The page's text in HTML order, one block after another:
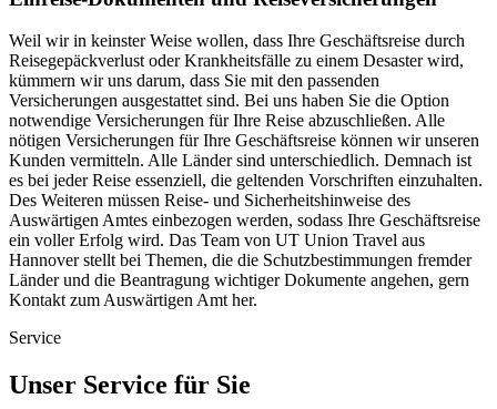
Weil wir in keinster Weise wollen, dass Ihre Geschäftsreise durch
Reisegepäckverlust oder Krankheitsfälle zu einem Desaster wird,
kümmern wir uns darum, dass Sie mit den passenden
Versicherungen ausgestattet sind. Bei uns haben Sie die Option
notwendige Versicherungen für Ihre Reise abzuschließen. Alle
nötigen Versicherungen für Ihre Geschäftsreise können wir unseren
Kunden vermitteln. Alle Länder sind unterschiedlich. Demnach ist
es bei jeder Reise essenziell, die geltenden Vorschriften einzuhalten.
Des Weiteren müssen Reise- und Sicherheitshinweise des
Auswärtigen Amtes einbezogen werden, sodass Ihre Geschäftsreise
ein voller Erfolg wird. Das Team von UT Union Travel aus
Hannover stellt bei Themen, die die Schutzbestimmungen fremder
Länder und die Beantragung wichtiger Dokumente angehen, gern
Kontakt zum Auswärtigen Amt her.
Service
Unser Service für Sie